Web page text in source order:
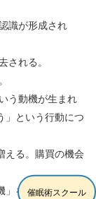
識が形成され
される。
う動機が生まれ
」という行動につ
える。購買の機会
」を購入させてい
催眠術スクール